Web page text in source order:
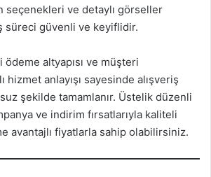
seçenekleri ve detaylı görseller
süreci güvenli ve keyiflidir.
ödeme altyapısı ve müşteri
hizmet anlayışı sayesinde alışveriş
şekilde tamamlanır. Üstelik düzenli
ve indirim fırsatlarıyla kaliteli
avantajlı fiyatlarla sahip olabilirsiniz.